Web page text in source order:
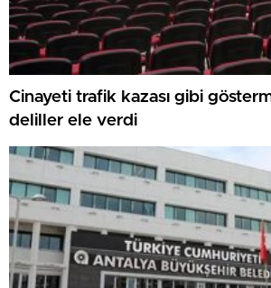
Cinayeti trafik kazası gibi
deliller ele verdi